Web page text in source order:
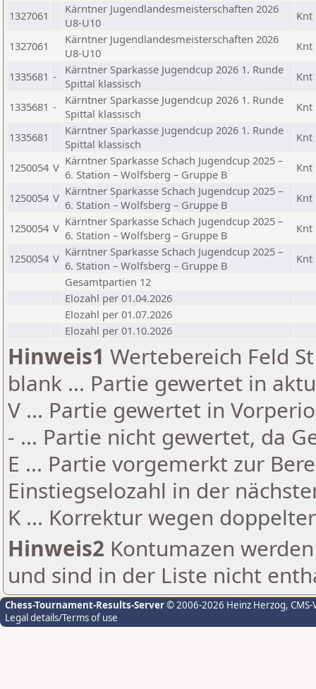
1327061
Kärntner Jugendlandesmeisterschaften 2026
U8-U10
Knt
1327061
Kärntner Jugendlandesmeisterschaften 2026
U8-U10
Knt
1335681 -
Kärntner Sparkasse Jugendcup 2026 1. Runde
Spittal klassisch
Knt
1335681 -
Kärntner Sparkasse Jugendcup 2026 1. Runde
Spittal klassisch
Knt
1335681
Kärntner Sparkasse Jugendcup 2026 1. Runde
Spittal klassisch
Knt
1250054 V Kärntner Sparkasse Schach Jugendcup 2025 –
6. Station – Wolfsberg – Gruppe B
Knt
1250054 V Kärntner Sparkasse Schach Jugendcup 2025 –
6. Station – Wolfsberg – Gruppe B
Knt
1250054 V Kärntner Sparkasse Schach Jugendcup 2025 –
6. Station – Wolfsberg – Gruppe B
Knt
1250054 V Kärntner Sparkasse Schach Jugendcup 2025 –
6. Station – Wolfsberg – Gruppe B
Knt
Gesamtpartien 12
Elozahl per 01.04.2026
Elozahl per 01.07.2026
Elozahl per 01.10.2026
Hinweis1 Wertebereich Feld
blank ... Partie gewertet in
V ... Partie gewertet in
- ... Partie nicht gewertet, da
E ... Partie vorgemerkt zur
Einstiegselozahl in der
K ... Korrektur wegen
Hinweis2 Kontumazen
und sind in der Liste nicht
Chess-Tournament-Results-Server© 2006-2026 Heinz Herzog,
Legal details/Terms of use